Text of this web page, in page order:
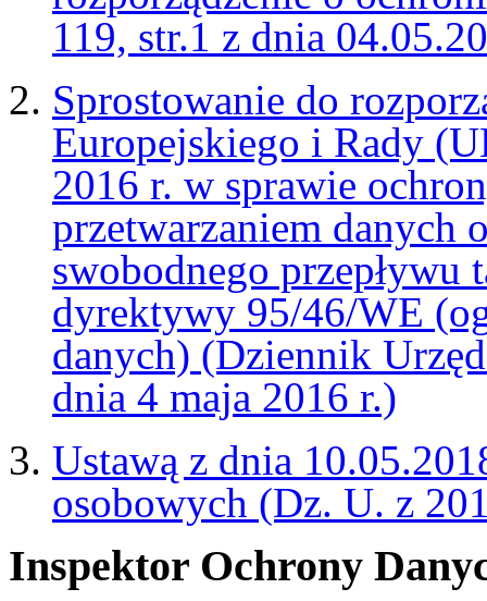
119, str.1 z dnia
Sprostowanie do
Europejskiego i Rady
2016 r. w sprawie
przetwarzaniem danych
swobodnego przepływu
dyrektywy 95/46/WE
danych) (Dziennik
dnia 4 maja 2016 r.)
Ustawą z dnia
osobowych (Dz. U. z
Inspektor Ochrony